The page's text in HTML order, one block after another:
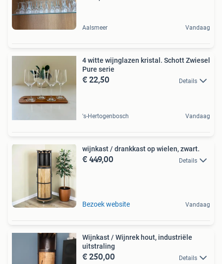
Aalsmeer Vandaag
4 witte wijnglazen kristal. Schott Zwiesel
Pure serie
€ 22,50 Details
's-Hertogenbosch Vandaag
wijnkast / drankkast op wielen, zwart.
€ 449,00 Details
Bezoek website Vandaag
Wijnkast / Wijnrek hout, industriële
uitstraling
€ 250,00 Details